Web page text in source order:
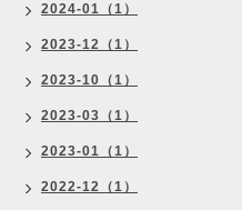
2024-01（1）
2023-12（1）
2023-10（1）
2023-03（1）
2023-01（1）
2022-12（1）